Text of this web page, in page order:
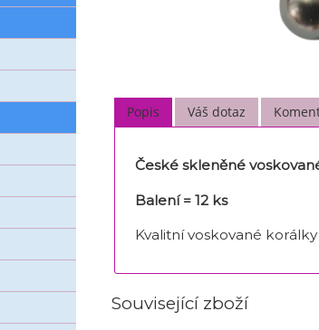
Popis Váš dotaz
České skleněné
Balení = 12 ks
Kvalitní voskované
Související zboží